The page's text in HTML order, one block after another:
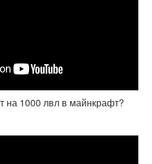
на 1000 лвл в майнкрафт?